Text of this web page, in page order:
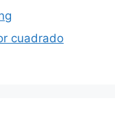
cuadrado